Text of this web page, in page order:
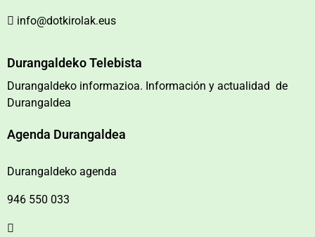
info@dotkirolak.eus
Durangaldeko Telebista
Durangaldeko informazioa. Información y actualidad de
Durangaldea
Agenda Durangaldea
Durangaldeko agenda
946 550 033